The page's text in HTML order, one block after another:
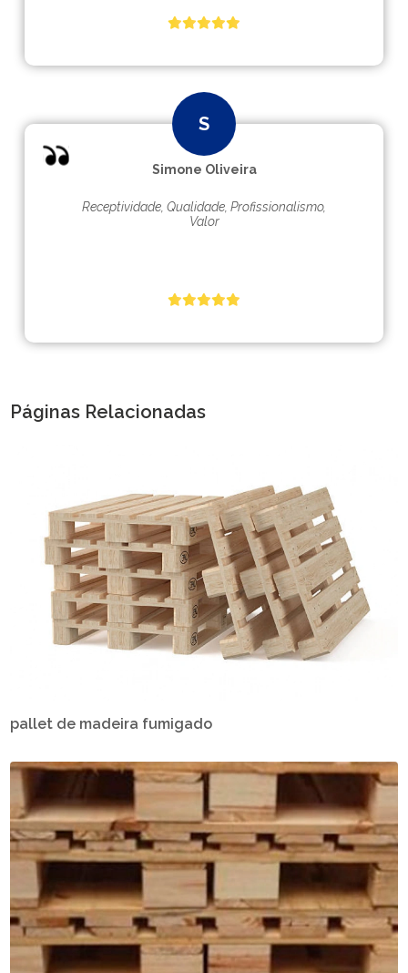
Simone Oliveira
Receptividade, Qualidade, Profissionalismo,
Valor
Páginas Relacionadas
pallet de madeira fumigado